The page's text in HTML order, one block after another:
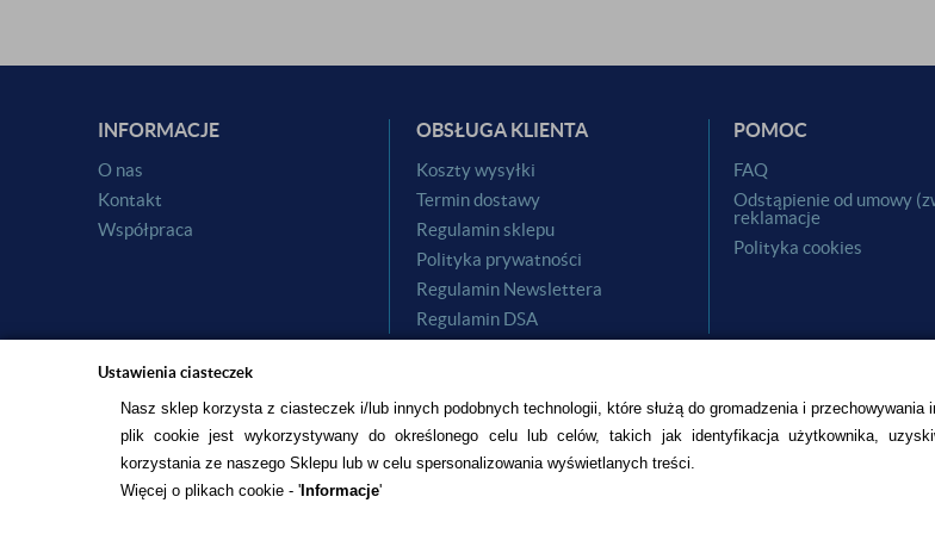
Ustawienia ciasteczek
Nasz sklep korzysta z ciasteczek i/lub innych podobnych technologii, które służą do gromadzenia i przechowywania
plik cookie jest wykorzystywany do określonego celu lub celów, takich jak identyfikacja użytkownika,
korzystania ze naszego Sklepu lub w celu spersonalizowania wyświetlanych treści.
Więcej o plikach cookie - 'Informacje'
INFORMACJE
O nas
Kontakt
Współpraca
OBSŁUGA KLIENTA
Koszty wysyłki
Termin dostawy
Regulamin sklepu
Polityka prywatności
Regulamin Newslettera
Regulamin DSA
POMOC
FAQ
Odstąpienie od umowy
reklamacje
Polityka cookies